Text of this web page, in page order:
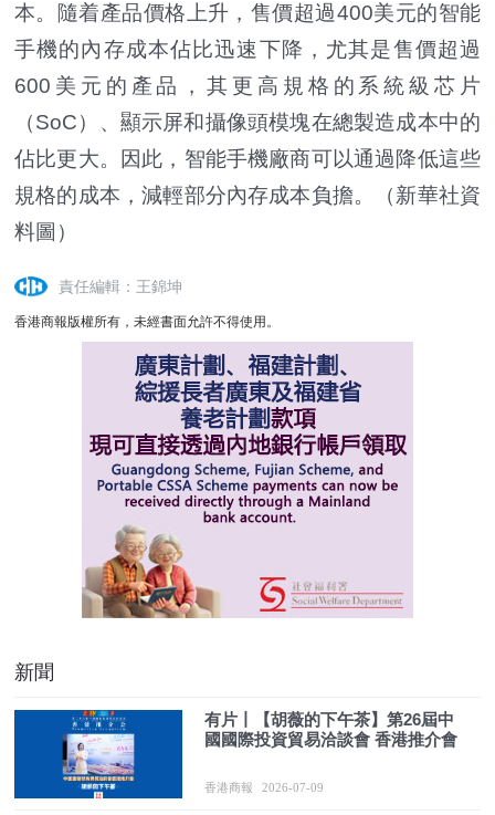
本。隨着產品價格上升，售價超過400美元的智能
手機的內存成本佔比迅速下降，尤其是售價超過
600美元的產品，其更高規格的系統級芯片
（SoC）、顯示屏和攝像頭模塊在總製造成本中的
佔比更大。因此，智能手機廠商可以通過降低這些
規格的成本，減輕部分內存成本負擔。
（新華社資
料圖）
責任編輯：王錦坤
香港商報版權所有，未經書面允許不得使用。
新聞
有片丨【胡薇的下午茶】第26屆中
國國際投資貿易洽談會 香港推介會
香港商報 2026-07-09